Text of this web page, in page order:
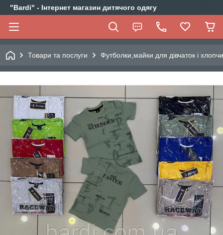
"Bardi" - Інтернет магазин дитячого одягу
Товари та послуги Футболки,майки для дівчаток і